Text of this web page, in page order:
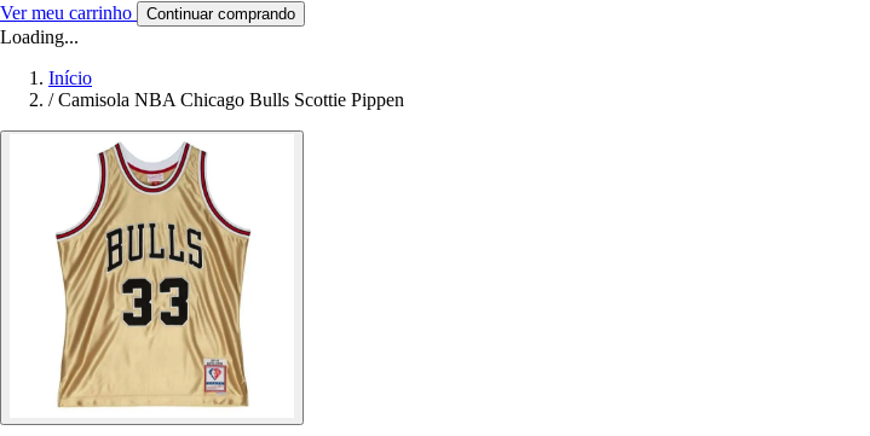
Ver meu carrinho Continuar comprando
Loading...
Início
/ Camisola NBA Chicago Bulls Scottie Pippen